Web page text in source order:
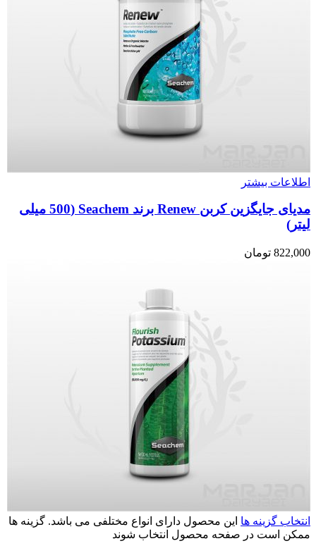
اطلاعات بیشتر
مدیای جایگزین کربن Renew برند Seachem (500 میلی
لیتر)
822,000 تومان
انتخاب گزینه ها این محصول دارای انواع مختلفی می باشد. گزینه ها
ممکن است در صفحه محصول انتخاب شوند